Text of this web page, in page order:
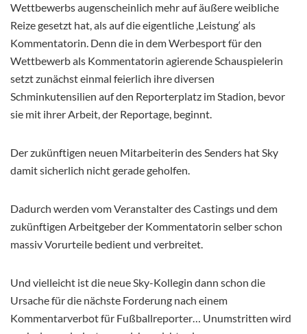
Wettbewerbs augenscheinlich mehr auf äußere weibliche
Reize gesetzt hat, als auf die eigentliche ‚Leistung‘ als
Kommentatorin. Denn die in dem Werbesport für den
Wettbewerb als Kommentatorin agierende Schauspielerin
setzt zunächst einmal feierlich ihre diversen
Schminkutensilien auf den Reporterplatz im Stadion, bevor
sie mit ihrer Arbeit, der Reportage, beginnt.
Der zukünftigen neuen Mitarbeiterin des Senders hat Sky
damit sicherlich nicht gerade geholfen.
Dadurch werden vom Veranstalter des Castings und dem
zukünftigen Arbeitgeber der Kommentatorin selber schon
massiv Vorurteile bedient und verbreitet.
Und vielleicht ist die neue Sky-Kollegin dann schon die
Ursache für die nächste Forderung nach einem
Kommentarverbot für Fußballreporter… Unumstritten wird